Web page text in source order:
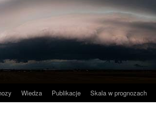
Wiedza Publikacje Skala w prognozach